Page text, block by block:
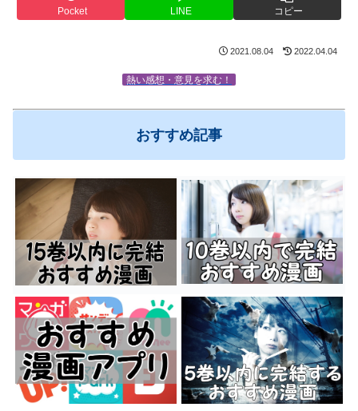
Pocket LINE コピー
2021.08.04 2022.04.04
熱い感想・意見を求む！
おすすめ記事